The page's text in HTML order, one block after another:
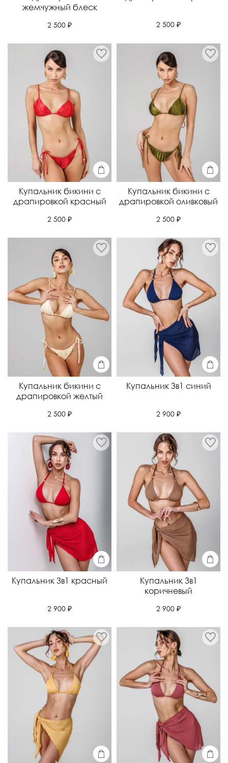
жемчужный блеск
2 500 ₽ 2 500 ₽
Купальник бикини с
драпировкой красный
2 500 ₽
Купальник бикини с
драпировкой оливковый
2 500 ₽
Купальник бикини с
драпировкой желтый
2 500 ₽
Купальник 3в1 синий
2 900 ₽
Купальник 3в1 красный
2 900 ₽
Купальник 3в1
коричневый
2 900 ₽